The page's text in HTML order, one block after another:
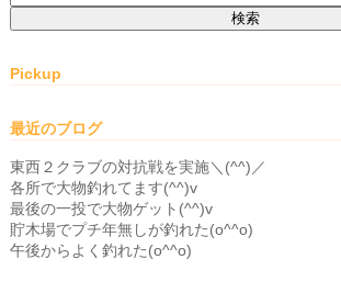
索:
Pickup
最近のブログ
東西２クラブの対抗戦を実施＼(^^)／
各所で大物釣れてます(^^)v
最後の一投で大物ゲット(^^)v
貯木場でプチ年無しが釣れた(o^^o)
午後からよく釣れた(o^^o)